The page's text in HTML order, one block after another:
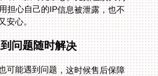
安心。
问题随时解决
可能遇到问题，这时候售后保障